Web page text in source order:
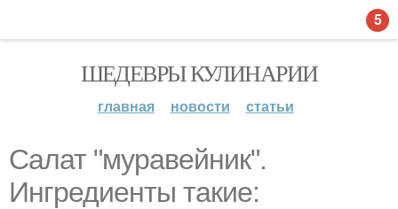
ШЕДЕВРЫ КУЛИНАРИИ
главная новости статьи
Салат "муравейник".
Ингредиенты такие:
5